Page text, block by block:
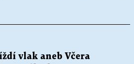
vlak aneb Včera